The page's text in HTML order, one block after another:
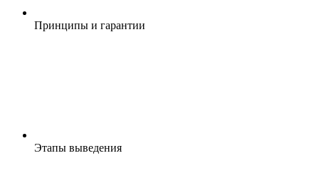
Принципы и гарантии
Этапы выведения